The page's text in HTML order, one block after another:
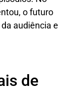
o futuro
audiência e
de